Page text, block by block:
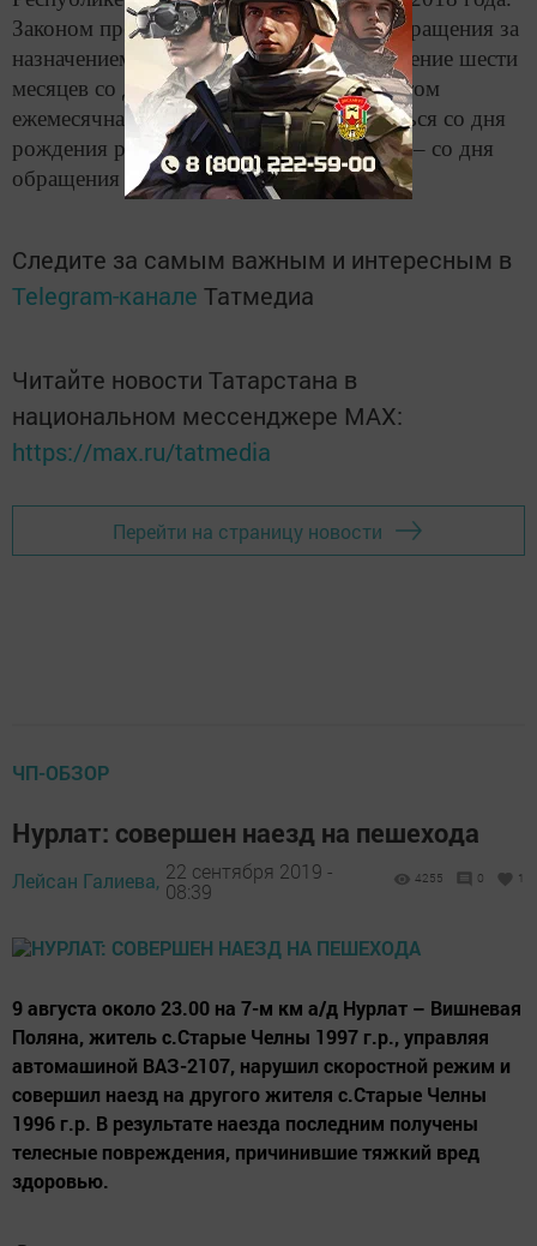
Законом предусмотрена возможность обращения за
назначением ежемесячной выплаты в течение шести
месяцев со дня рождения ребенка, при этом
ежемесячная выплата будет осуществляться со дня
рождения ребенка. В остальных случаях – со дня
обращения за ее назначением.
Следите за самым важным и интересным в
Telegram-канале Татмедиа
Читайте новости Татарстана в
национальном мессенджере MАХ:
https://max.ru/tatmedia
Перейти на страницу новости
ЧП-ОБЗОР
Нурлат: совершен наезд на пешехода
Лейсан Галиева, 22 сентября 2019 -
08:39
4255 0 1
9 августа около 23.00 на 7-м км а/д Нурлат – Вишневая
Поляна, житель с.Старые Челны 1997 г.р., управляя
автомашиной ВАЗ-2107, нарушил скоростной режим и
совершил наезд на другого жителя с.Старые Челны
1996 г.р. В результате наезда последним получены
телесные повреждения, причинившие тяжкий вред
здоровью.